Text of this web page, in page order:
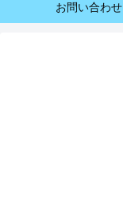
お問い合わせ